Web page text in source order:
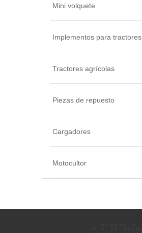
Mini volquete
Implementos para tractores
Tractores agrícolas
Piezas de repuesto
Cargadores
Motocultor